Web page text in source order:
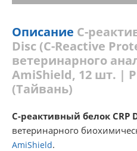
Описание C-
Disc (C-Reactive
ветеринарного
AmiShield, 12 шт. |
(Тайвань)
C-реактивный белок CRP
ветеринарного
AmiShield.